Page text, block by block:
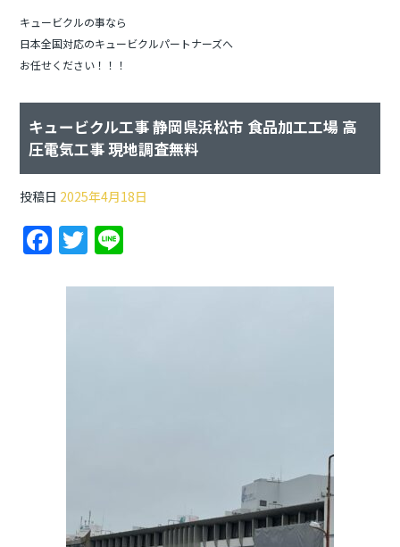
キュービクルの事なら
日本全国対応のキュービクルパートナーズへ
お任せください！！！
キュービクル工事 静岡県浜松市 食品加工工場 高
圧電気工事 現地調査無料
投稿日 2025年4月18日
F
a
c
T
w
itte